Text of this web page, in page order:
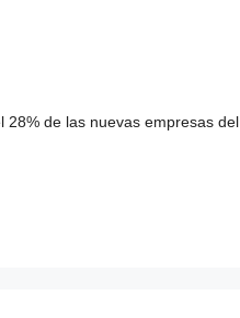
28% de las nuevas empresas del